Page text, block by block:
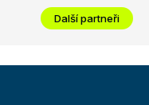
Další partneři